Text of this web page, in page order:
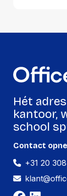
Hoogte:
Gewicht:
Hét
kantoor,
school
Contact
+31 20